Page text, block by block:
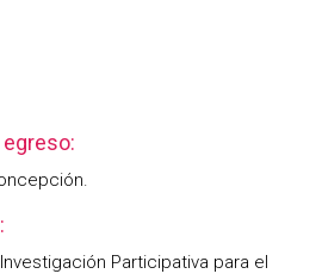
Participativa para el